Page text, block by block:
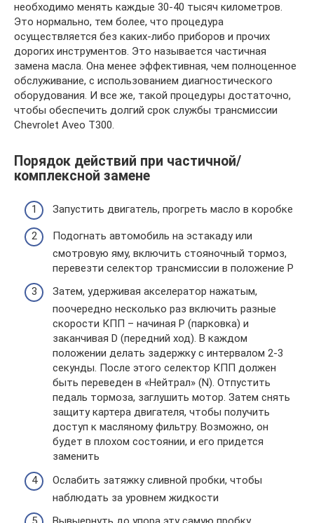
необходимо менять каждые 30-40 тысяч километров.
Это нормально, тем более, что процедура
осуществляется без каких-либо приборов и прочих
дорогих инструментов. Это называется частичная
замена масла. Она менее эффективная, чем полноценное
обслуживание, с использованием диагностического
оборудования. И все же, такой процедуры достаточно,
чтобы обеспечить долгий срок службы трансмиссии
Chevrolet Aveo T300.
Порядок действий при частичной/
комплексной замене
Запустить двигатель, прогреть масло в коробке
Подогнать автомобиль на эстакаду или
смотровую яму, включить стояночный тормоз,
перевезти селектор трансмиссии в положение P
Затем, удерживая акселератор нажатым,
поочередно несколько раз включить разные
скорости КПП – начиная P (парковка) и
заканчивая D (передний ход). В каждом
положении делать задержку с интервалом 2-3
секунды. После этого селектор КПП должен
быть переведен в «Нейтрал» (N). Отпустить
педаль тормоза, заглушить мотор. Затем снять
защиту картера двигателя, чтобы получить
доступ к масляному фильтру. Возможно, он
будет в плохом состоянии, и его придется
заменить
Ослабить затяжку сливной пробки, чтобы
наблюдать за уровнем жидкости